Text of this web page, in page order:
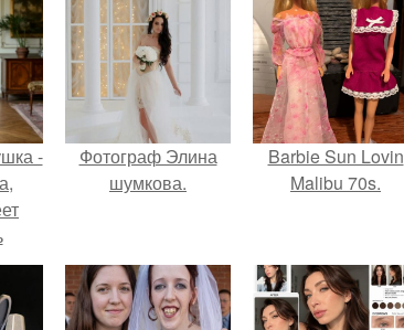
-
и
Фотограф Элина
шумкова.
Barbie Sun Lovin
Malibu 70s.